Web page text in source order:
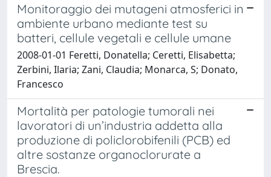
Monitoraggio dei mutageni atmosferici in
ambiente urbano mediante test su
batteri, cellule vegetali e cellule umane
2008-01-01 Feretti, Donatella; Ceretti, Elisabetta;
Zerbini, Ilaria; Zani, Claudia; Monarca, S; Donato,
Francesco
Mortalità per patologie tumorali nei
lavoratori di un’industria addetta alla
produzione di policlorobifenili (PCB) ed
altre sostanze organoclorurate a
Brescia.